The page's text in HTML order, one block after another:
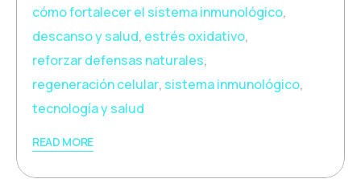
cómo fortalecer el sistema inmunológico,
descanso y salud, estrés oxidativo,
reforzar defensas naturales,
regeneración celular, sistema inmunológico,
tecnología y salud
READ MORE